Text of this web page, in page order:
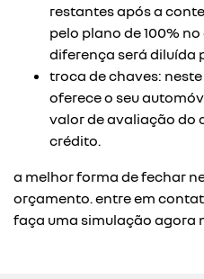
restantes após a
pelo plano de 100%
diferença será diluída
troca de chaves:
oferece o seu
valor de avaliação do
crédito.
a melhor forma de fechar
orçamento. entre em
faça uma simulação agora